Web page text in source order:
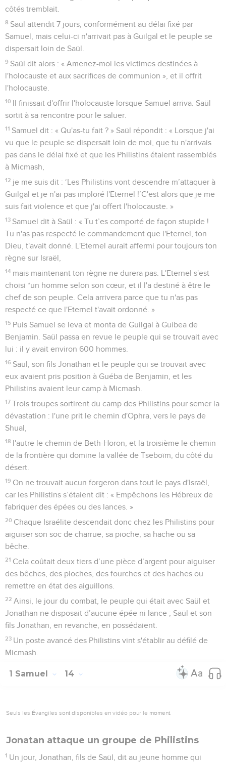
côtés tremblait.
8 Saül attendit 7 jours, conformément au délai fixé par
Samuel, mais celui-ci n'arrivait pas à Guilgal et le peuple se
dispersait loin de Saül.
9 Saül dit alors : « Amenez-moi les victimes destinées à
l'holocauste et aux sacrifices de communion », et il offrit
l'holocauste.
10 Il finissait d'offrir l'holocauste lorsque Samuel arriva. Saül
sortit à sa rencontre pour le saluer.
11 Samuel dit : « Qu'as-tu fait ? » Saül répondit : « Lorsque j'ai
vu que le peuple se dispersait loin de moi, que tu n'arrivais
pas dans le délai fixé et que les Philistins étaient rassemblés
à Micmash,
12 je me suis dit : ‘Les Philistins vont descendre m’attaquer à
Guilgal et je n'ai pas imploré l'Eternel !’C'est alors que je me
suis fait violence et que j'ai offert l'holocauste. »
13 Samuel dit à Saül : « Tu t’es comporté de façon stupide !
Tu n'as pas respecté le commandement que l'Eternel, ton
Dieu, t'avait donné. L'Eternel aurait affermi pour toujours ton
règne sur Israël,
14 mais maintenant ton règne ne durera pas. L'Eternel s'est
choisi *un homme selon son cœur, et il l'a destiné à être le
chef de son peuple. Cela arrivera parce que tu n'as pas
respecté ce que l'Eternel t'avait ordonné. »
15 Puis Samuel se leva et monta de Guilgal à Guibea de
Benjamin. Saül passa en revue le peuple qui se trouvait avec
lui : il y avait environ 600 hommes.
16 Saül, son fils Jonathan et le peuple qui se trouvait avec
eux avaient pris position à Guéba de Benjamin, et les
Philistins avaient leur camp à Micmash.
17 Trois troupes sortirent du camp des Philistins pour semer la
dévastation : l'une prit le chemin d'Ophra, vers le pays de
Shual,
18 l'autre le chemin de Beth-Horon, et la troisième le chemin
de la frontière qui domine la vallée de Tseboïm, du côté du
désert.
19 On ne trouvait aucun forgeron dans tout le pays d'Israël,
car les Philistins s’étaient dit : « Empêchons les Hébreux de
fabriquer des épées ou des lances. »
20 Chaque Israélite descendait donc chez les Philistins pour
aiguiser son soc de charrue, sa pioche, sa hache ou sa
bêche.
21 Cela coûtait deux tiers d’une pièce d’argent pour aiguiser
des bêches, des pioches, des fourches et des haches ou
remettre en état des aiguillons.
22 Ainsi, le jour du combat, le peuple qui était avec Saül et
Jonathan ne disposait d’aucune épée ni lance ; Saül et son
fils Jonathan, en revanche, en possédaient.
23 Un poste avancé des Philistins vint s'établir au défilé de
Micmash.
1 Samuel 14
Seuls les Évangiles sont disponibles en vidéo pour le moment.
Jonatan attaque un groupe de Philistins
1 Un jour, Jonathan, fils de Saül, dit au jeune homme qui